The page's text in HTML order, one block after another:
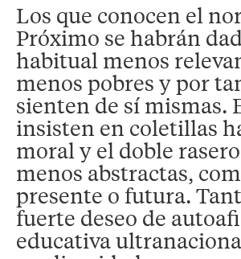
Los que conocen el
Próximo se habrán
habitual menos
menos pobres y por
sienten de sí mismas.
insisten en coletillas
moral y el doble
menos abstractas,
presente o futura.
fuerte deseo de
educativa